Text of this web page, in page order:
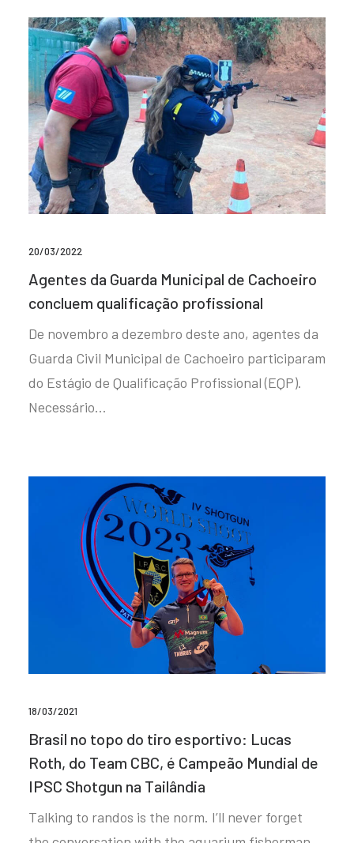
20/03/2022
Agentes da Guarda Municipal de Cachoeiro
concluem qualificação profissional
De novembro a dezembro deste ano, agentes da
Guarda Civil Municipal de Cachoeiro participaram
do Estágio de Qualificação Profissional (EQP).
Necessário…
18/03/2021
Brasil no topo do tiro esportivo: Lucas
Roth, do Team CBC, é Campeão Mundial de
IPSC Shotgun na Tailândia
Talking to randos is the norm. I’ll never forget